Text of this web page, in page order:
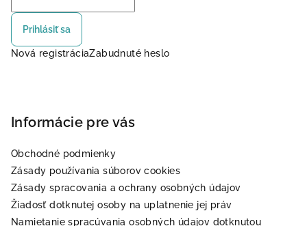
Prihlásiť sa
Nová registráciaZabudnuté heslo
Informácie pre vás
Obchodné podmienky
Zásady používania súborov cookies
Zásady spracovania a ochrany osobných údajov
Žiadosť dotknutej osoby na uplatnenie jej práv
Namietanie spracúvania osobných údajov dotknutou